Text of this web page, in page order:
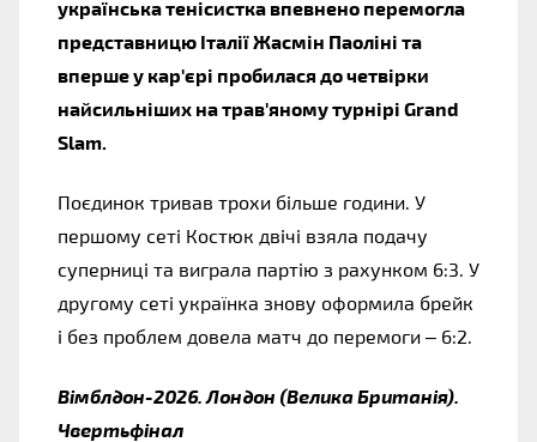
українська тенісистка впевнено перемогла
представницю Італії Жасмін Паоліні та
вперше у кар'єрі пробилася до четвірки
найсильніших на трав'яному турнірі Grand
Slam.
Поєдинок тривав трохи більше години. У
першому сеті Костюк двічі взяла подачу
суперниці та виграла партію з рахунком 6:3. У
другому сеті українка знову оформила брейк
і без проблем довела матч до перемоги – 6:2.
Вімблдон-2026. Лондон (Велика Британія).
Чвертьфінал